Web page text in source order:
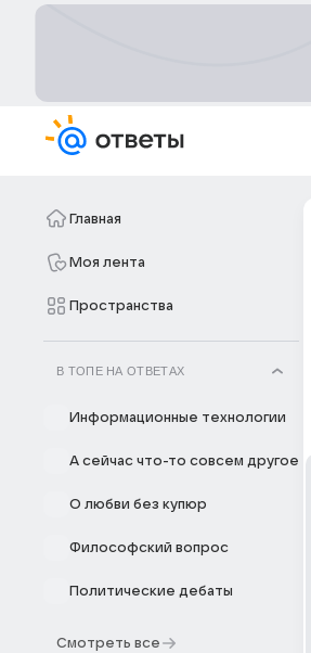
Главная
Моя лента
Пространства
В ТОПЕ НА ОТВЕТАХ
Информационные технологии
А сейчас что-то совсем другое
О любви без купюр
Философский вопрос
Политические дебаты
Смотреть все